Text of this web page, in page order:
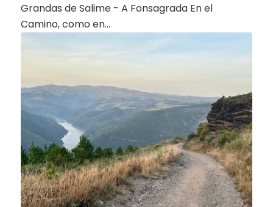
Grandas de Salime - A Fonsagrada En el
Camino, como en…